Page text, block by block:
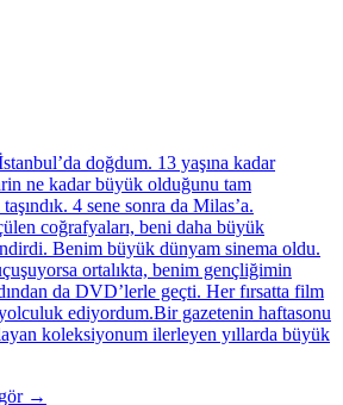
doğdum. 13 yaşına kadar
ne kadar büyük olduğunu tam
4 sene sonra da Milas’a.
coğrafyaları, beni daha büyük
Benim büyük dünyam sinema oldu.
ortalıkta, benim gençliğimin
da DVD’lerle geçti. Her fırsatta film
ediyordum.Bir gazetenin haftasonu
koleksiyonum ilerleyen yıllarda büyük
gör →